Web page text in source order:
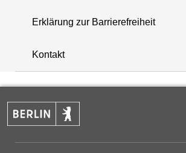
+
−
Erklärung zur Barrierefreiheit
Kontakt